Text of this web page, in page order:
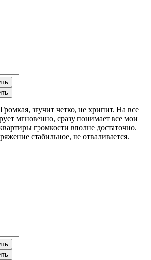
звучит четко, не хрипит. На все
мгновенно, сразу понимает все мои
громкости вполне достаточно.
стабильное, не отваливается.